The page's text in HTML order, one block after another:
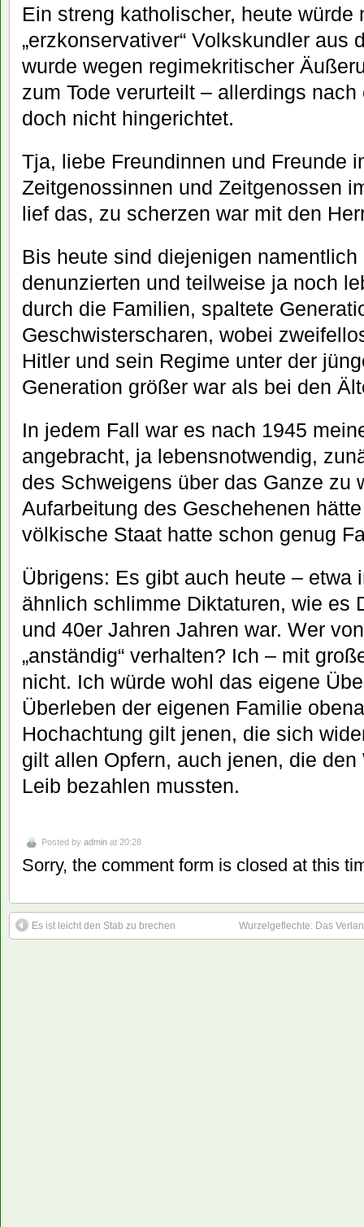
Ein streng katholischer, heute würde
„erzkonservativer“ Volkskundler aus
wurde wegen regimekritischer
zum Tode verurteilt – allerdings
doch nicht hingerichtet.
Tja, liebe Freundinnen und Freunde
Zeitgenossinnen und Zeitgenossen
lief das, zu scherzen war mit den
Bis heute sind diejenigen
denunzierten und teilweise ja noch
durch die Familien, spaltete
Geschwisterscharen, wobei
Hitler und sein Regime unter der
Generation größer war als bei den
In jedem Fall war es nach 1945
angebracht, ja lebensnotwendig,
des Schweigens über das Ganze zu
Aufarbeitung des Geschehenen
völkische Staat hatte schon genug
Übrigens: Es gibt auch heute –
ähnlich schlimme Diktaturen, wie es
und 40er Jahren Jahren war. Wer
„anständig“ verhalten? Ich – mit
nicht. Ich würde wohl das eigene
Überleben der eigenen Familie
Hochachtung gilt jenen, die sich
gilt allen Opfern, auch jenen, die
Leib bezahlen mussten.
Posted by admin at 20:28
Sorry, the comment form is closed at this
Es ist leicht den Stab zu brechen Wurzelgeflechte: Das